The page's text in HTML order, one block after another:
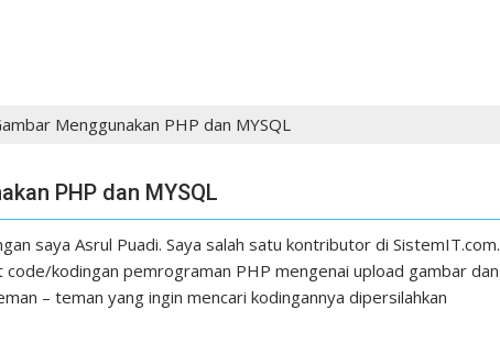
Menggunakan PHP dan MYSQL
PHP dan MYSQL
saya Asrul Puadi. Saya salah satu kontributor di SistemIT.com.
kodingan pemrograman PHP mengenai upload gambar dan
– teman yang ingin mencari kodingannya dipersilahkan